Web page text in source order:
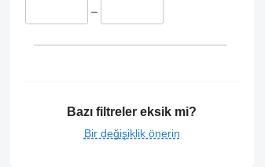
–
Bazı filtreler eksik mi?
Bir değişiklik önerin